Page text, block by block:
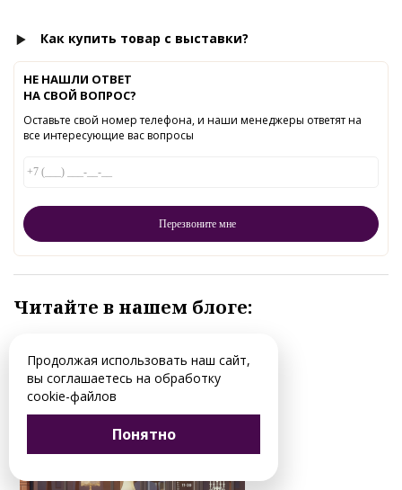
Как купить товар с выставки?
НЕ НАШЛИ ОТВЕТ
НА СВОЙ ВОПРОС?
Оставьте свой номер телефона, и наши менеджеры ответят на
все интересующие вас вопросы
Читайте в нашем блоге:
Продолжая использовать наш сайт,
вы соглашаетесь на обработку
cookie-файлов
Понятно